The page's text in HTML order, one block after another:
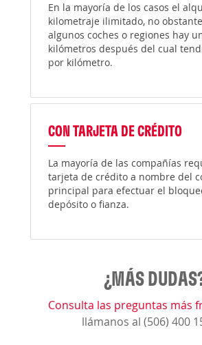
En la mayoría de los casos el
kilometraje ilimitado, no
algunos coches o regiones hay
kilómetros después del cual
por kilómetro.
CON TARJETA DE CRÉDITO
La mayoría de las compañías
tarjeta de crédito a nombre del
principal para efectuar el
depósito o fianza.
¿MÁS
Consulta las preguntas más
llámanos al (506) 400